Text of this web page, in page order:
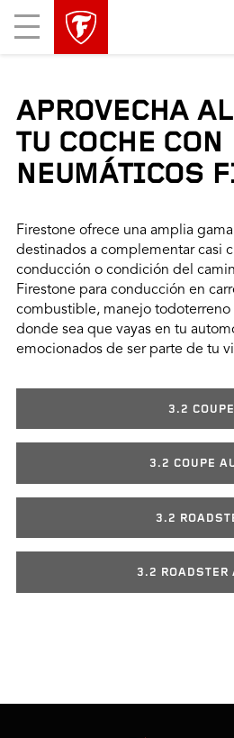
Mobile
Menu
APROVECHA
TU COCHE CON
NEUMÁTICOS
Firestone ofrece una amplia
destinados a complementar casi
conducción o condición del
Firestone para conducción en
combustible, manejo todoterreno
donde sea que vayas en tu
emocionados de ser parte de tu
3.2 COUPE
3.2 COUPE
3.2
3.2 ROADSTER